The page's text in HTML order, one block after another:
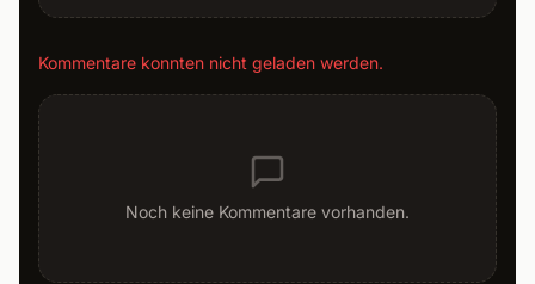
Kommentare konnten nicht geladen werden.
Noch keine Kommentare vorhanden.